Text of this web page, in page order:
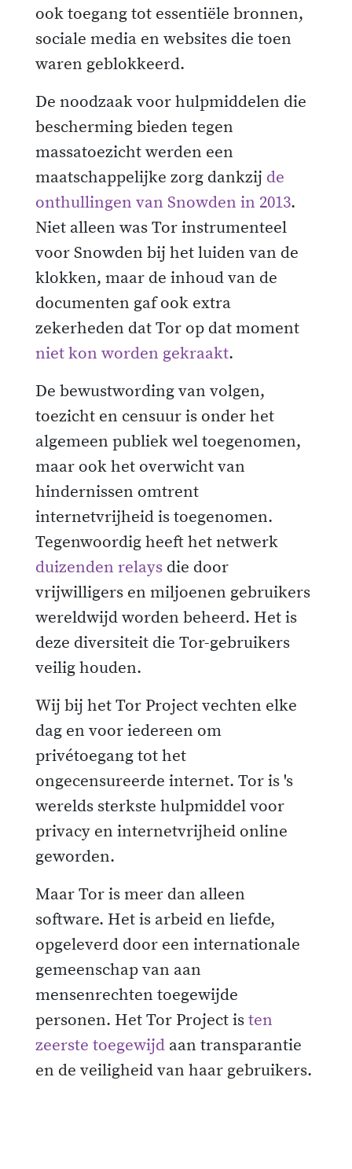
ook toegang tot essentiële bronnen,
sociale media en websites die toen
waren geblokkeerd.
De noodzaak voor hulpmiddelen die
bescherming bieden tegen
massatoezicht werden een
maatschappelijke zorg dankzij de
onthullingen van Snowden in 2013.
Niet alleen was Tor instrumenteel
voor Snowden bij het luiden van de
klokken, maar de inhoud van de
documenten gaf ook extra
zekerheden dat Tor op dat moment
niet kon worden gekraakt.
De bewustwording van volgen,
toezicht en censuur is onder het
algemeen publiek wel toegenomen,
maar ook het overwicht van
hindernissen omtrent
internetvrijheid is toegenomen.
Tegenwoordig heeft het netwerk
duizenden relays die door
vrijwilligers en miljoenen gebruikers
wereldwijd worden beheerd. Het is
deze diversiteit die Tor-gebruikers
veilig houden.
Wij bij het Tor Project vechten elke
dag en voor iedereen om
privétoegang tot het
ongecensureerde internet. Tor is 's
werelds sterkste hulpmiddel voor
privacy en internetvrijheid online
geworden.
Maar Tor is meer dan alleen
software. Het is arbeid en liefde,
opgeleverd door een internationale
gemeenschap van aan
mensenrechten toegewijde
personen. Het Tor Project isten
zeerste toegewijd aan transparantie
en de veiligheid van haar gebruikers.